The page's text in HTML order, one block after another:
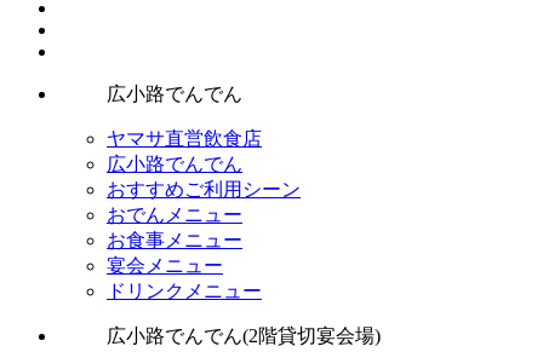
広小路でんでん
ヤマサ直営飲食店
広小路でんでん
おすすめご利用シーン
おでんメニュー
お食事メニュー
宴会メニュー
ドリンクメニュー
広小路でんでん(2階貸切宴会場)